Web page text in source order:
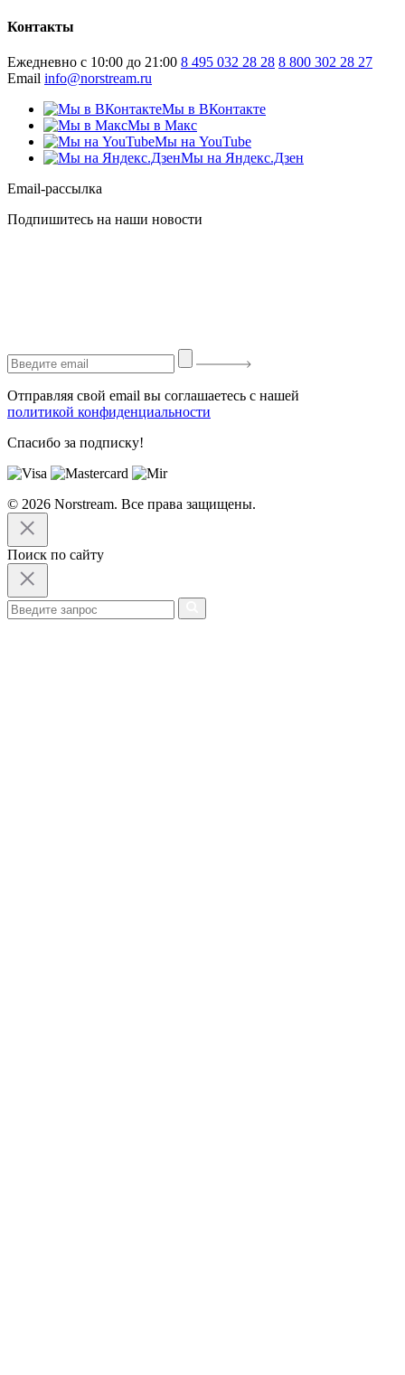
Контакты
Ежедневно с 10:00 до 21:00 8 495 032 28 28 8 800 302 28 27
Email info@norstream.ru
Мы в ВКонтакте
Мы в Макс
Мы на YouTube
Мы на Яндекс.Дзен
Email-рассылка
Подпишитесь на наши новости
Отправляя свой email вы соглашаетесь с нашей
политикой конфиденциальности
Спасибо за подписку!
© 2026 Norstream. Все права защищены.
Поиск по сайту